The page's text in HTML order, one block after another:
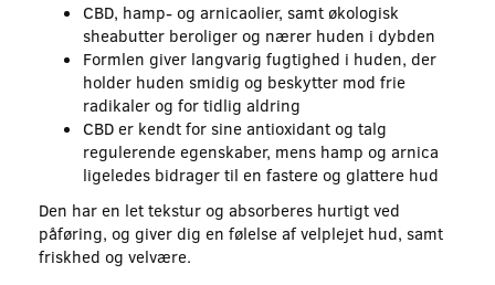
CBD, hamp- og arnicaolier, samt økologisk
sheabutter beroliger og nærer huden i dybden
Formlen giver langvarig fugtighed i huden, der
holder huden smidig og beskytter mod frie
radikaler og for tidlig aldring
CBD er kendt for sine antioxidant og talg
regulerende egenskaber, mens hamp og arnica
ligeledes bidrager til en fastere og glattere hud
Den har en let tekstur og absorberes hurtigt ved
påføring, og giver dig en følelse af velplejet hud, samt
friskhed og velvære.